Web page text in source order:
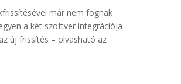
már nem fognak
a két szoftver integrációja
új frissítés – olvasható az